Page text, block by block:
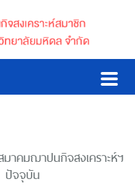
มาคมฌาปนกิจสงเคราะห์ฯ
ปัจจุบัน